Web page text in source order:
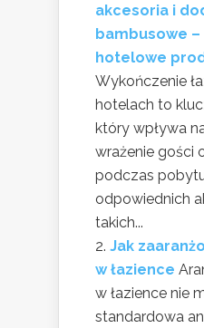
akcesoria i
bambusowe
hotelowe
Wykończenie
hotelach to
który wpływa
wrażenie gości
podczas
odpowiednich
takich...
Jak
w łazience
w łazience nie
standardowa